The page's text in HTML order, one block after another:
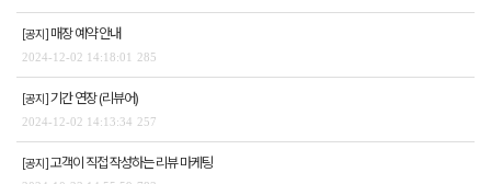
[공지] 매장 예약 안내
2024-12-02 14:18:01 285
[공지] 기간 연장 (리뷰어)
2024-12-02 14:13:34 257
[공지] 고객이 직접 작성하는 리뷰 마케팅